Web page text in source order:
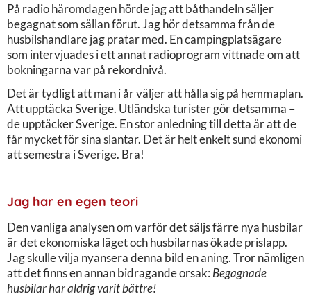
På radio häromdagen hörde jag att båthandeln säljer
begagnat som sällan förut. Jag hör detsamma från de
husbilshandlare jag pratar med. En campingplatsägare
som intervjuades i ett annat radioprogram vittnade om att
bokningarna var på rekordnivå.
Det är tydligt att man i år väljer att hålla sig på hemmaplan.
Att upptäcka Sverige. Utländska turister gör detsamma –
de upptäcker Sverige. En stor anledning till detta är att de
får mycket för sina slantar. Det är helt enkelt sund ekonomi
att semestra i Sverige. Bra!
Jag har en egen teori
Den vanliga analysen om varför det säljs färre nya husbilar
är det ekonomiska läget och husbilarnas ökade prislapp.
Jag skulle vilja nyansera denna bild en aning. Tror nämligen
att det finns en annan bidragande orsak: Begagnade
husbilar har aldrig varit bättre!